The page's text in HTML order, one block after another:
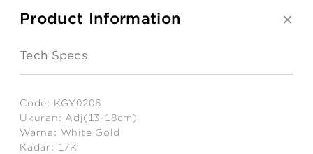
Product Information
Tech Specs
Code: KGY0206
Ukuran: Adj(13-18cm)
Warna: White Gold
Kadar: 17K